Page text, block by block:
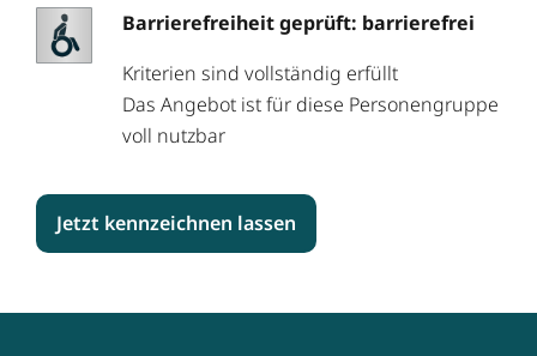
Barrierefreiheit geprüft: barrierefrei
Kriterien sind vollständig erfüllt
Das Angebot ist für diese Personengruppe
voll nutzbar
Jetzt kennzeichnen lassen